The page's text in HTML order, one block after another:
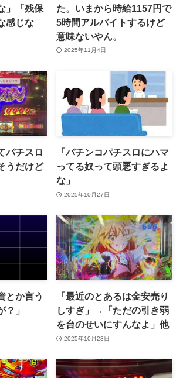
」「残保
感じな
た。いまから時給1157円で
5時間アルバイトするけど
意味ないやん。
2025年11月4日
パチスロ
うだけど
「パチンコパチスロにハマ
ってる奴って頭悪すぎるよ
な」
2025年10月27日
とか言う
」
「最近のとあるは金安売り
しすぎ」→「ただの引き弱
を台のせいにすんなよ」他
2025年10月23日